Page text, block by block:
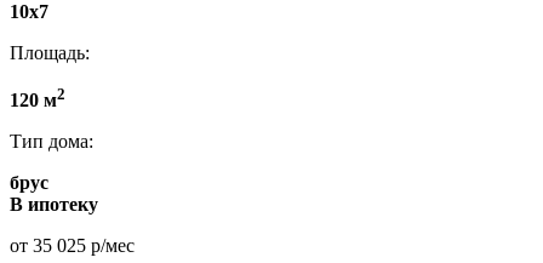
10x7
Площадь:
120 м2
Тип дома:
брус
В ипотеку
от 35 025 р/мес